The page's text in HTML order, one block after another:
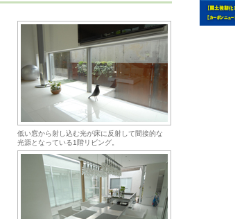
低い窓から射し込む光が床に反射して間接的な
光源となっている1階リビング。